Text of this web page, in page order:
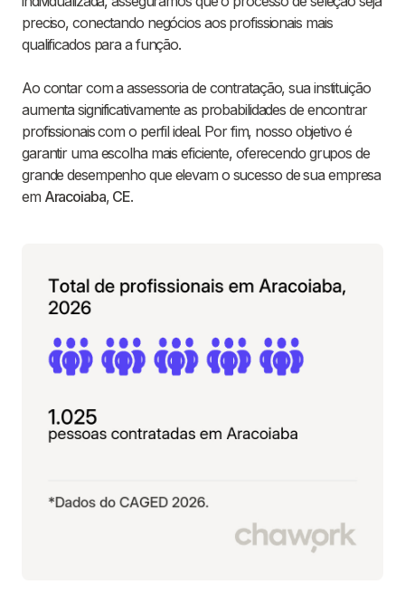
preciso, conectando negócios aos profissionais mais
qualificados para a função.
Ao contar com a assessoria de contratação, sua instituição
aumenta significativamente as probabilidades de encontrar
profissionais com o perfil ideal. Por fim, nosso objetivo é
garantir uma escolha mais eficiente, oferecendo grupos de
grande desempenho que elevam o sucesso de sua empresa
em Aracoiaba, CE.